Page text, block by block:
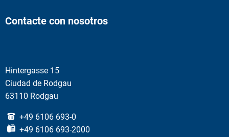
Contacte con nosotros
Hintergasse 15
Ciudad de Rodgau
63110 Rodgau
+49 6106 693-0
+49 6106 693-2000